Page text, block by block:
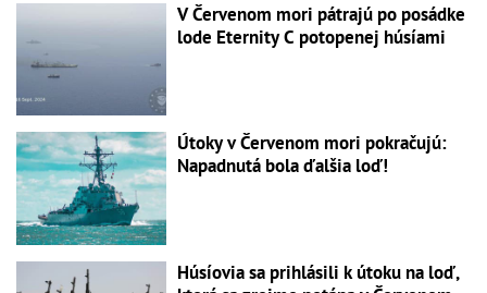
V Červenom mori pátrajú po posádke
lode Eternity C potopenej húsíami
Útoky v Červenom mori pokračujú:
Napadnutá bola ďalšia loď!
Húsíovia sa prihlásili k útoku na loď,